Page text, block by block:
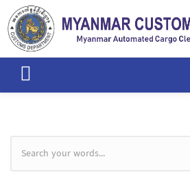
Skip to main content
Search form